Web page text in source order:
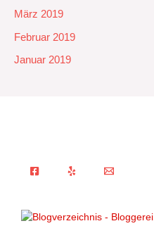
März 2019
Februar 2019
Januar 2019